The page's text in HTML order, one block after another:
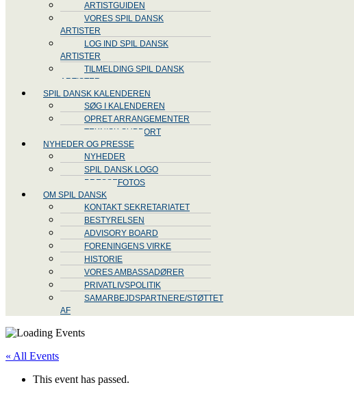
ARTISTGUIDEN
VORES SPIL DANSK
ARTISTER
LOG IND SPIL DANSK
ARTISTER
TILMELDING SPIL DANSK
ARTISTER
SPIL DANSK KALENDEREN
SØG I KALENDEREN
OPRET ARRANGEMENTER
TEKNISK SUPPORT
NYHEDER OG PRESSE
NYHEDER
SPIL DANSK LOGO
PRESSEFOTOS
OM SPIL DANSK
KONTAKT SEKRETARIATET
BESTYRELSEN
ADVISORY BOARD
FORENINGENS VIRKE
HISTORIE
VORES AMBASSADØRER
PRIVATLIVSPOLITIK
SAMARBEJDSPARTNERE/STØTTET
AF
« All Events
This event has passed.